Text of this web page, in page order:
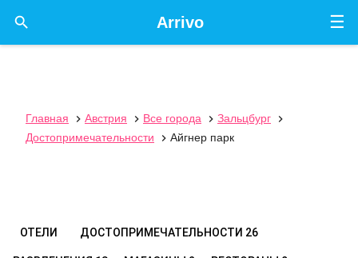
☰
Arrivo

Главная  Австрия  Все города  Зальцбург

Достопримечательности
 Айгнер парк
ОТЕЛИ ДОСТОПРИМЕЧАТЕЛЬНОСТИ 26